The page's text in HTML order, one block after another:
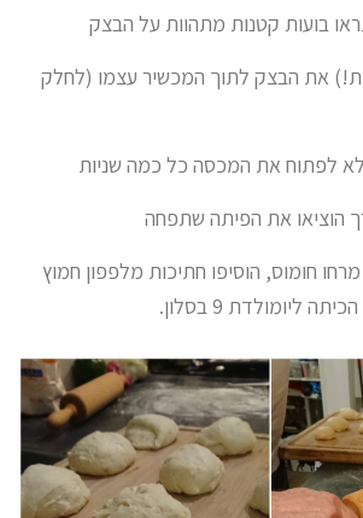
בועות קטנות מתהוות על הבצק
את הבצק לתוך המכשיר עצמו (לחלק
לפתוח את המכסה כל כמה שניות
הוציאו את הפיתה שתפחה
חומוס, הוסיפו חתיכות מלפפון חמוץ
ליומולדת 9 בסלון.